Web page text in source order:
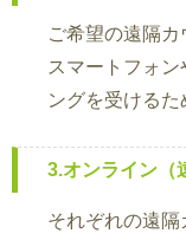
ご希望の遠隔
スマートフォ
ングを受けるた
3.オンライン（
それぞれの遠